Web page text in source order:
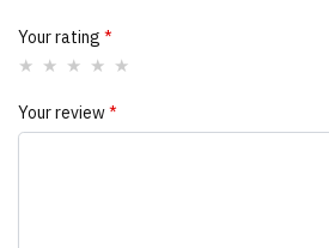
Your rating *
Your review*